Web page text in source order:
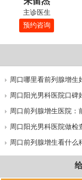
主诊医生
预约咨询
周口哪里看前列腺增生
周口阳光男科医院口碑
周口前列腺增生医院：
周口阳光男科医院做检
周口前列腺增生看什么